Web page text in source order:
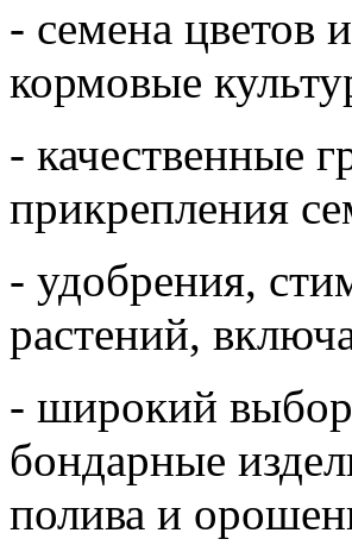
- семена цветов
кормовые
- качественные
прикрепления
- удобрения,
растений,
- широкий выбор
бондарные
полива и